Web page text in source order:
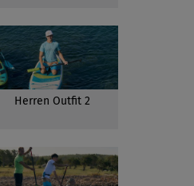
Herren Outfit 2